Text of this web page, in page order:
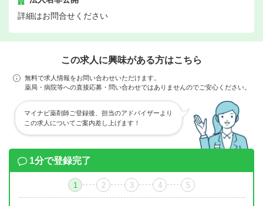
詳細はお問合せください
この求人に興味がある方はこちら
無料で求人情報をお問い合わせいただけます。
薬局・病院等への直接応募・問い合わせではありませんのでご安心ください。
マイナビ薬剤師ご登録後、担当のアドバイザーより
この求人についてご案内差し上げます！
1分で登録完了
1 2 3 4 5